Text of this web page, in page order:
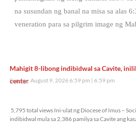
na susundan ng banal na misa sa alas
veneration para sa pilgrim image ng
Mahigit 8-libong indibidwal sa Cavite,
center
Sunday, August 9, 2026 6:59 pm 6:59 pm
5,795 total views Ini-ulat ng Diocese of Imus –
indibidwal mula sa 2,386 pamilya sa Cavite ang